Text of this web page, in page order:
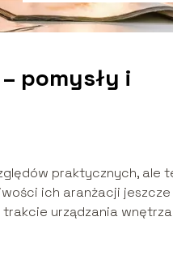
pomysły i
praktycznych, ale
ich aranżacji jeszcze
urządzania